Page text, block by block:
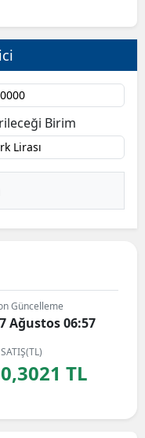
Birim
Güncelleme
Ağustos 06:57
SATIŞ(TL)
0,3021 TL